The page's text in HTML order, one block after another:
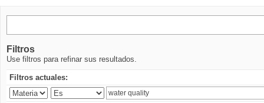
Filtros
Use filtros para refinar sus resultados.
Filtros actuales: